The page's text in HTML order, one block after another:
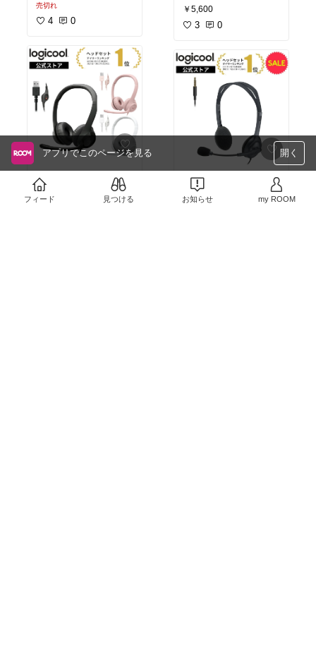
売切れ
4 0
￥3,800
6
￥5,600
3 0
#テレワーク
￥1,620
アプリでこのページを見る 開く
フィード 見つける お知らせ my ROOM